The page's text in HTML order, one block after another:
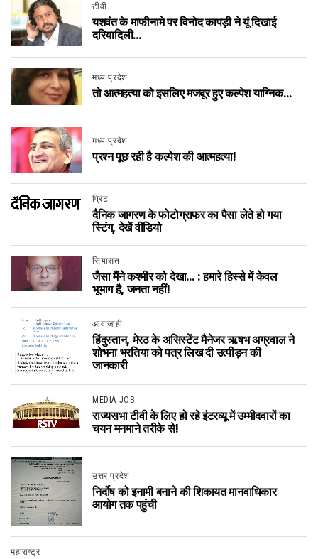
टीवी
यशवंत के माफीनामे पर विनोद कापड़ी ने यूं दिखाई
दरियादिली…
मध्य प्रदेश
तो आत्महत्या को इसलिए मजबूर हुए कल्पेश याग्निक…
मध्य प्रदेश
प्रश्न पूछ रही है कल्पेश की आत्महत्या!
प्रिंट
दैनिक जागरण के फोटोग्राफर का पैसा लेते हो गया
स्टिंग, देखें वीडियो
सियासत
जैसा मैंने कश्मीर को देखा… : हमारे हिस्से में केवल
भूभाग है, जनता नहीं!
आवाजाही
हिंदुस्तान, मेरठ के असिस्टेंट मैनेजर ऋषभ अग्रवाल ने
शोभना भरतिया को पत्र लिख दी उत्पीड़न की
जानकारी
MEDIA JOB
राज्यसभा टीवी के लिए हो रहे इंटरव्यू में उम्मीदवारों का
चयन मनमाने तरीके से!
उत्तर प्रदेश
निर्दोष को इनामी बनाने की शिकायत मानवाधिकार
आयोग तक पहुंची
महाराष्ट्र